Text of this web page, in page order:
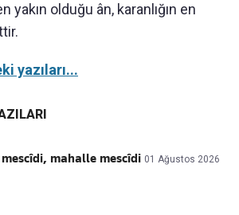
yakın olduğu ân, karanlığın en
yazıları...
mahalle mescîdi 01 Ağustos 2026